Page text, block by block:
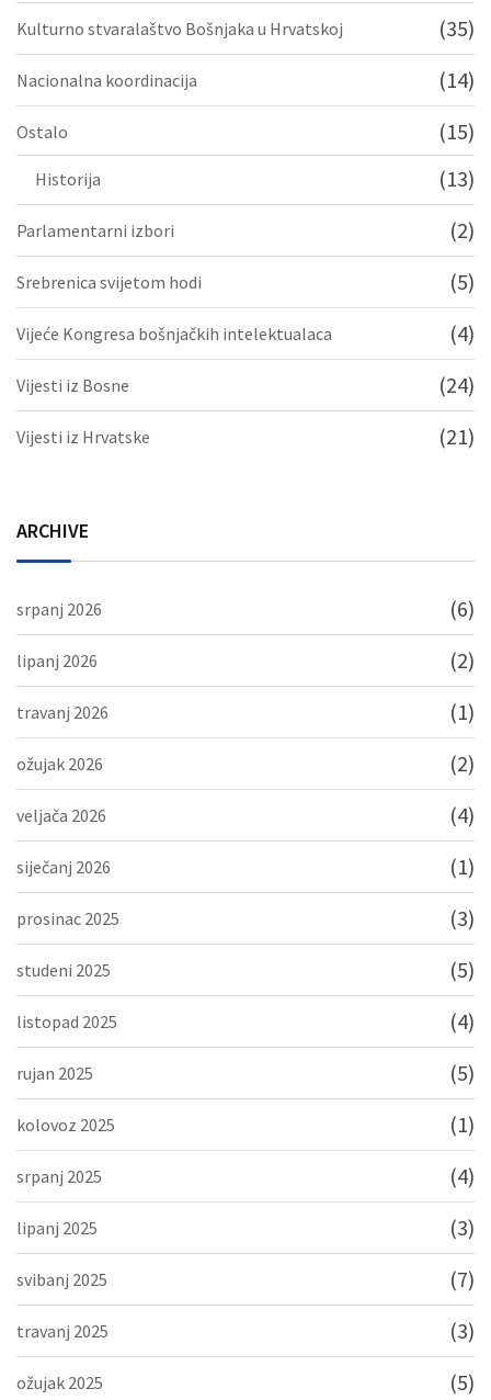
Kulturno stvaralaštvo Bošnjaka u Hrvatskoj (35)
Nacionalna koordinacija (14)
Ostalo (15)
Historija (13)
Parlamentarni izbori (2)
Srebrenica svijetom hodi (5)
Vijeće Kongresa bošnjačkih intelektualaca (4)
Vijesti iz Bosne (24)
Vijesti iz Hrvatske (21)
ARCHIVE
srpanj 2026 (6)
lipanj 2026 (2)
travanj 2026 (1)
ožujak 2026 (2)
veljača 2026 (4)
siječanj 2026 (1)
prosinac 2025 (3)
studeni 2025 (5)
listopad 2025 (4)
rujan 2025 (5)
kolovoz 2025 (1)
srpanj 2025 (4)
lipanj 2025 (3)
svibanj 2025 (7)
travanj 2025 (3)
ožujak 2025 (5)